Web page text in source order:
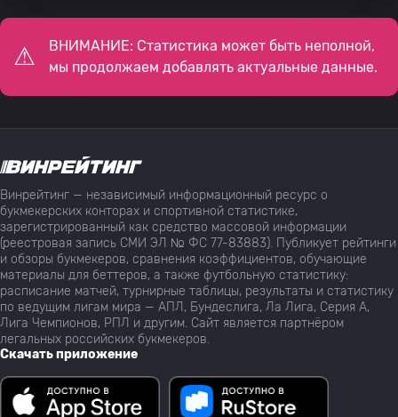
ВНИМАНИЕ: Статистика может быть неполной,
мы продолжаем добавлять актуальные данные.
Винрейтинг — независимый информационный ресурс о
букмекерских конторах и спортивной статистике,
зарегистрированный как средство массовой информации
(реестровая запись СМИ ЭЛ № ФС 77-83883). Публикует рейтинги
и обзоры букмекеров, сравнения коэффициентов, обучающие
материалы для беттеров, а также футбольную статистику:
расписание матчей, турнирные таблицы, результаты и статистику
по ведущим лигам мира — АПЛ, Бундеслига, Ла Лига, Серия А,
Лига Чемпионов, РПЛ и другим. Сайт является партнёром
легальных российских букмекеров.
Скачать приложение